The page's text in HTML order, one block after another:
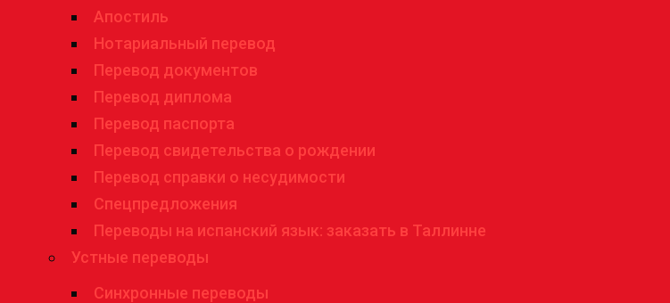
Апостиль
Нотариальный перевод
Перевод документов
Перевод диплома
Перевод паспорта
Перевод свидетельства о рождении
Перевод справки о несудимости
Спецпредложения
Переводы на испанский язык: заказать в Таллинне
Устные переводы
Синхронные переводы